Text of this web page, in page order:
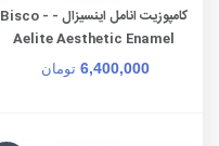
کامپوزیت انامل اینسیزال - Bisco -
Aelite Aesthetic Enamel
6,400,000 تومان